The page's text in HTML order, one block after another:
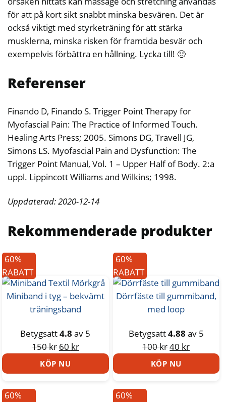
för att på kort sikt snabbt minska besvären. Det är
också viktigt med styrketräning för att stärka
musklerna, minska risken för framtida besvär och
exempelvis förbättra en hållning. Lycka till! 🙂
Referenser
Finando D, Finando S. Trigger Point Therapy for
Myofascial Pain: The Practice of Informed Touch.
Healing Arts Press; 2005. Simons DG, Travell JG,
Simons LS. Myofascial Pain and Dysfunction: The
Trigger Point Manual, Vol. 1 – Upper Half of Body. 2:a
uppl. Lippincott Williams and Wilkins; 1998.
Uppdaterad: 2020-12-14
Rekommenderade produkter
60%
RABATT
Miniband i tyg – bekvämt
träningsband
Betygsatt4.8 av 5
150kr Det
ursprungliga
priset
60 krDet
nuvarande
priset
KÖP NU
60%
RABATT
Dörrfäste till gummiband,
med loop
Betygsatt4.88 av 5
100krDet
ursprungliga
priset
40 krDet
priset
KÖP NU
60%
60%